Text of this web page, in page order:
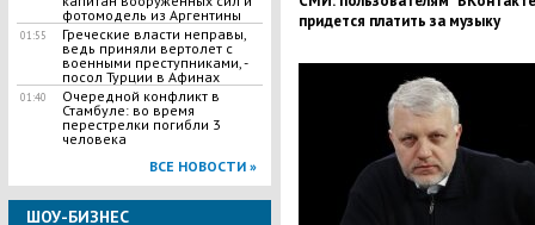
фотомодель из Аргентины
01:55
Греческие власти неправы,
ведь приняли вертолет с
военными преступниками, -
посол Турции в Афинах
01:40
Очередной конфликт в
Стамбуле: во время
перестрелки погибли 3
человека
ВСЕ НОВОСТИ »
ШОУ-БИЗНЕС
придется платить за музыку